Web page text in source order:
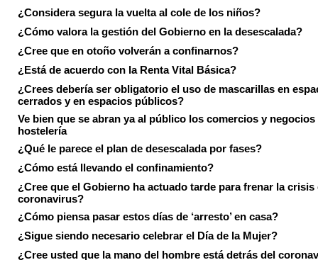
¿Considera segura la vuelta al cole de los niños?
¿Cómo valora la gestión del Gobierno en la desescalada?
¿Cree que en otoño volverán a confinarnos?
¿Está de acuerdo con la Renta Vital Básica?
¿Crees debería ser obligatorio el uso de mascarillas en
cerrados y en espacios públicos?
Ve bien que se abran ya al público los comercios y negocios
hostelería
¿Qué le parece el plan de desescalada por fases?
¿Cómo está llevando el confinamiento?
¿Cree que el Gobierno ha actuado tarde para frenar la crisis
coronavirus?
¿Cómo piensa pasar estos días de ‘arresto’ en casa?
¿Sigue siendo necesario celebrar el Día de la Mujer?
¿Cree usted que la mano del hombre está detrás del